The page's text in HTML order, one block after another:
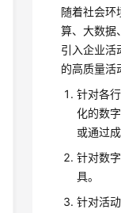
随着社会环
算、大数据
引入企业活
的高质量活
针对各
化的数
或通过
针对数
具。
针对活